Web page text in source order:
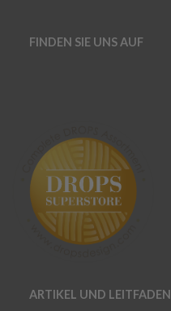
FINDEN SIE UNS AUF
ARTIKEL UND LEITFADEN